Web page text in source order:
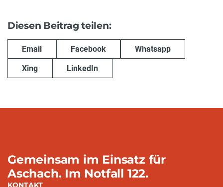
Diesen Beitrag teilen:
Email Facebook Whatsapp
Xing LinkedIn
Gemeinsam im Einsatz für
Aschach. Im Notfall 122.